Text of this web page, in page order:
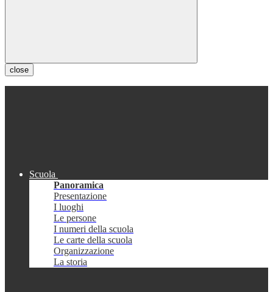
close
Scuola
Panoramica
Presentazione
I luoghi
Le persone
I numeri della scuola
Le carte della scuola
Organizzazione
La storia